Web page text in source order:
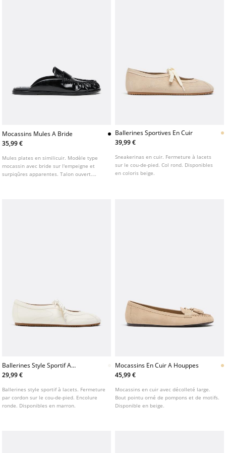
Mocassins Mules A Bride
35,99 €
Mules plates en similicuir. Modèle type
mocassin avec bride sur l'empeigne et
surpiqûres apparentes. Talon ouvert.
Ballerines Sportives En Cuir
39,99 €
Sneakerinas en cuir. Fermeture à lacets
sur le cou-de-pied. Col rond. Disponibles
en coloris beige.
Ballerines Style Sportif A
Lacets
29,99 €
Ballerines style sportif à lacets. Fermeture
par cordon sur le cou-de-pied. Encolure
ronde. Disponibles en marron.
Mocassins En Cuir A Houppes
45,99 €
Mocassins en cuir avec décolleté large.
Bout pointu orné de pompons et de motifs.
Disponible en beige.